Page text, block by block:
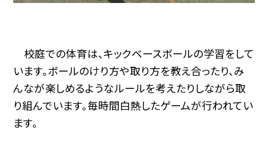
校庭での体育は、キックベースボールの学習をして
います。ボールのけり方や取り方を教え合ったり、み
んなが楽しめるようなルールを考えたりしながら取
り組んでいます。毎時間白熱したゲームが行われてい
ます。